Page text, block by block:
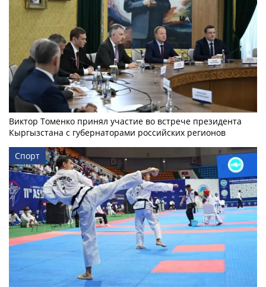
Виктор Томенко принял участие во встрече президента
Кыргызстана с губернаторами российских регионов
Спорт